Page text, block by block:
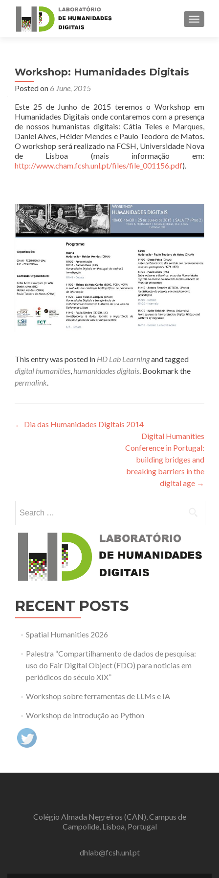
Workshop: Humanidades Digitais
Posted on 6 June, 2015
Este 25 de Junho de 2015 teremos o Workshop em
Humanidades Digitais onde contaremos com a presença
de nossos humanistas digitais:Cátia Teles e Marques,
Daniel Alves, Hélder Mendes e Paulo Teodoro de Matos.
O workshop será realizado na FCSH, Universidade Nova
de Lisboa (mais informação em:
http://www.cham.fcsh.unl.pt/files/file_001156.pdf).
This entry was posted in HD Lab Learningand tagged
digital humanities, humanidades digitais. Bookmark the
permalink.
Post navigation
← Dia das Humanidades Digitais 2014
Digital Humanities
Conference in Portugal:
building bridges and
breaking barriers in the
digital age →
RECENT POSTS
Spatial Humanities 2026
Palestra “Compartilhamento de dados de pesquisa:
uso do Fair Digital Object (FDO) para noticias em
periódicos do século XIX”
Workshop sobre ferramentas de LLMs e IA
Workshop de introdução ao Python
Colégio Almada Negreiros (CAN), Campus de
Campolide, Lisboa, Portugal
dhlab@fcsh.unl.pt